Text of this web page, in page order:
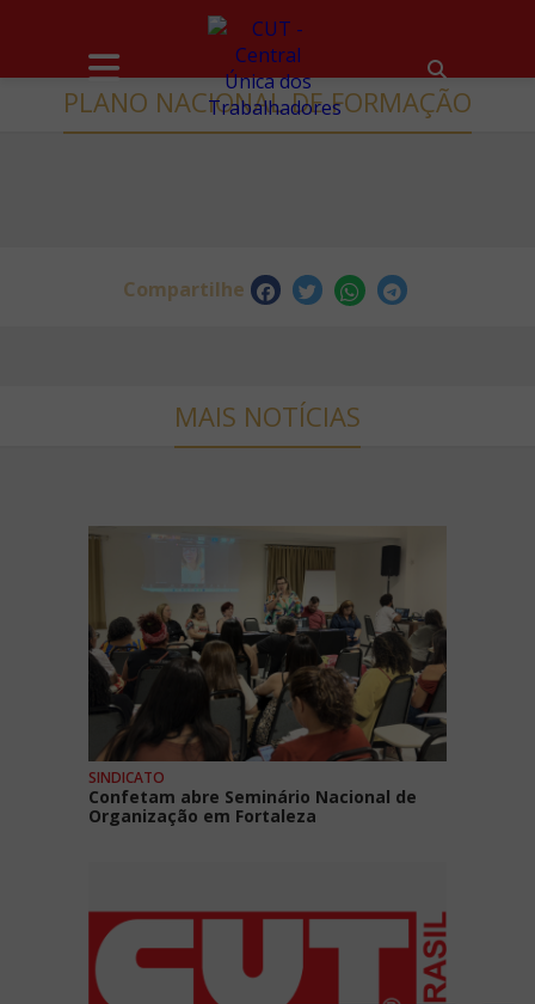
PLANO NACIONAL DE FORMAÇÃO
Compartilhe
MAIS NOTÍCIAS
SINDICATO
Confetam abre Seminário Nacional de
Organização em Fortaleza